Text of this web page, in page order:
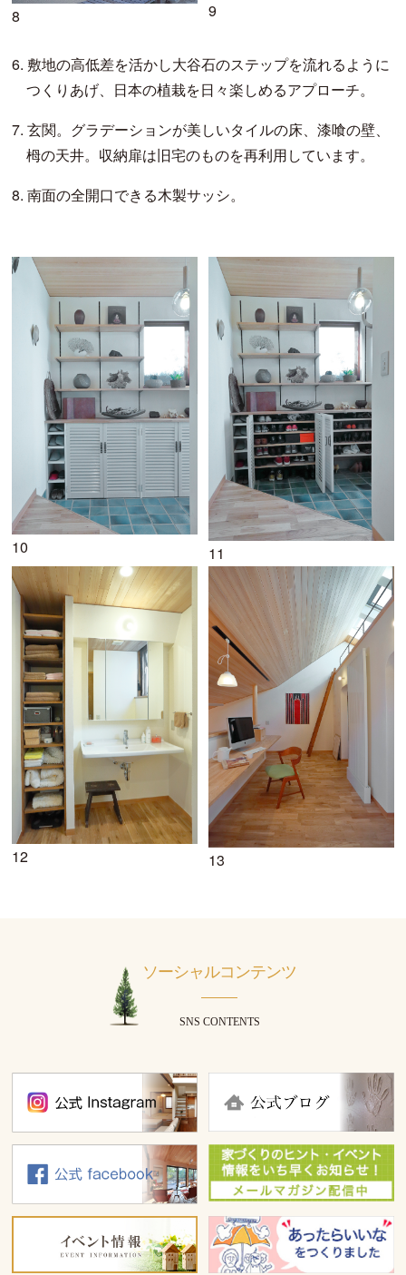
8 9
6. 敷地の高低差を活かし大谷石のステップを流れるように
つくりあげ、日本の植栽を日々楽しめるアプローチ。
7. 玄関。グラデーションが美しいタイルの床、漆喰の壁、
栂の天井。収納扉は旧宅のものを再利用しています。
8. 南面の全開口できる木製サッシ。
10 11
12 13
ソーシャルコンテンツ
SNS CONTENTS